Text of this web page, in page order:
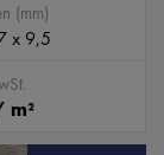
(mm)
x 9,5
m²